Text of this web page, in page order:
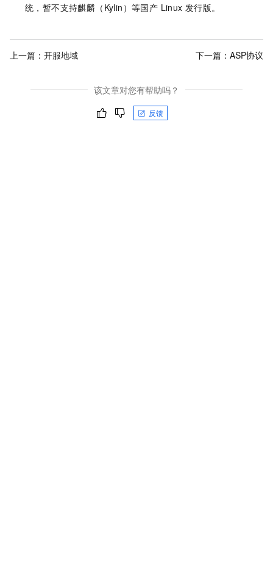
统，暂不支持麒麟（Kylin）等国产 Linux 发行版。
上一篇： 开服地域 下一篇： ASP协议
该文章对您有帮助吗？
反馈